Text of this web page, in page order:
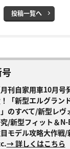
投稿一覧へ
月刊自家用車10月
「新型エルグラン
のすべて/新型レ
/新型フィット＆
モデル攻略大作戦
→ 詳しくはこちら